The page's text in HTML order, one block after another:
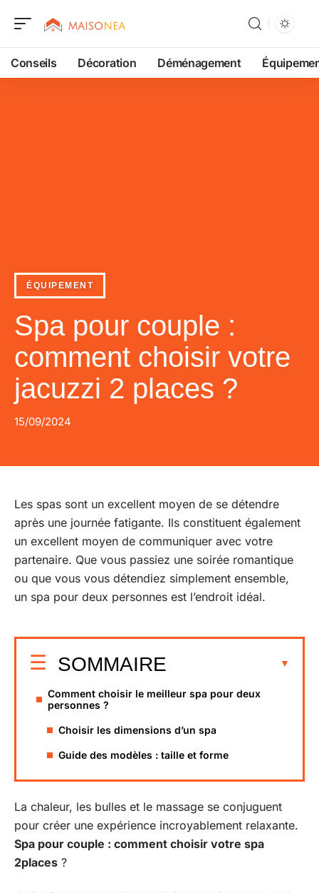
Conseils Décoration Déménagement
ÉQUIPEMENT
Spa pour couple :
comment choisir votre
jacuzzi 2 places ?
15/09/2024
Les spas sont un excellent moyen de se détendre
après une journée fatigante. Ils constituent également
un excellent moyen de communiquer avec votre
partenaire. Que vous passiez une soirée romantique
ou que vous vous détendiez simplement ensemble,
un spa pour deux personnes est l’endroit idéal.
SOMMAIRE
Comment choisir le meilleur spa pour deux
personnes ?
Choisir les dimensions d’un spa
Guide des modèles : taille et forme
La chaleur, les bulles et le massage se conjuguent
pour créer une expérience incroyablement relaxante.
Spa pour couple : comment choisir votre spa
2places ?